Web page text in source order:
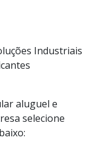
Industriais
aluguel e
selecione